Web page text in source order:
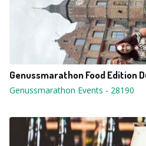
Genussmarathon Food Edition
Genussmarathon Events - 28190